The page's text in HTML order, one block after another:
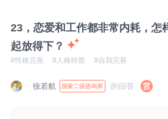
震，这种感觉是很真实的。这样的
些惊讶，这个惊讶的背后，似乎在
女儿，甚至可能认为孩子爸爸有重
会想到，是否因为他不满意孩子是
23，恋爱和工作都非常内耗，怎
起放得下？
#性格完善 #人格特质 #自我完善
徐若航 国家二级咨询师 的回答